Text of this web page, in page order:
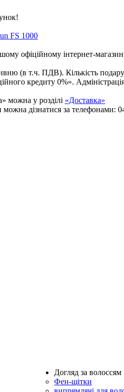
FS 1000
офіційному інтернет-
(в т.ч. ПДВ). Кількість
кредиту 0%».
можна у розділі «Доставка»
можна дізнатися за
Догляд за волоссям
Фен-щітки